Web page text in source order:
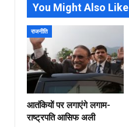
You Might Also Like
राजनीति
आतंकियों पर लगाएंगे लगाम-
राष्ट्रपति आसिफ अली